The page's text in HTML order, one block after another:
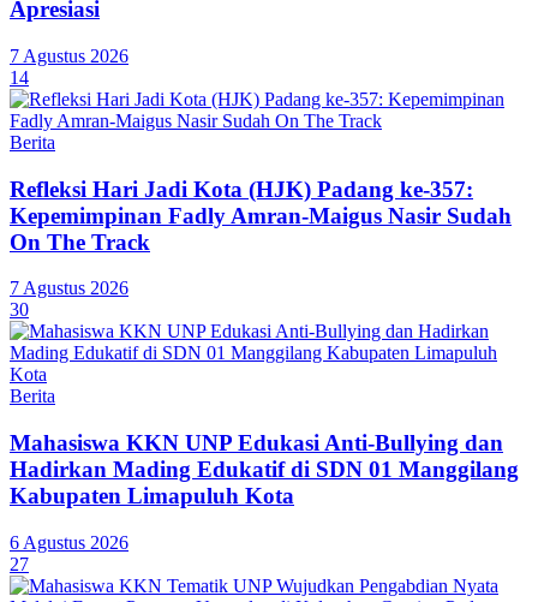
Apresiasi
7 Agustus 2026
14
Berita
Refleksi Hari Jadi Kota (HJK) Padang ke-357:
Kepemimpinan Fadly Amran-Maigus Nasir Sudah
On The Track
7 Agustus 2026
30
Berita
Mahasiswa KKN UNP Edukasi Anti-Bullying dan
Hadirkan Mading Edukatif di SDN 01 Manggilang
Kabupaten Limapuluh Kota
6 Agustus 2026
27